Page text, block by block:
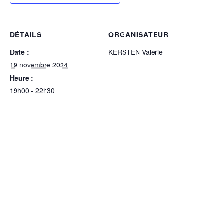
DÉTAILS
Date :
19 novembre 2024
Heure :
19h00 - 22h30
ORGANISATEUR
KERSTEN Valérie